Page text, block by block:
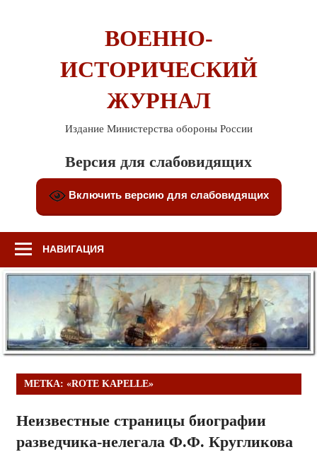
ВОЕННО-
ИСТОРИЧЕСКИЙ
ЖУРНАЛ
Издание Министерства обороны России
Версия для слабовидящих
Включить версию для слабовидящих
НАВИГАЦИЯ
МЕТКА: «ROTE KAPELLE»
Неизвестные страницы биографии
разведчика-нелегала Ф.Ф. Кругликова